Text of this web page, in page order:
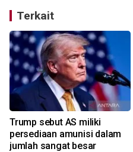
Terkait
Trump sebut AS miliki
persediaan amunisi dalam
jumlah sangat besar